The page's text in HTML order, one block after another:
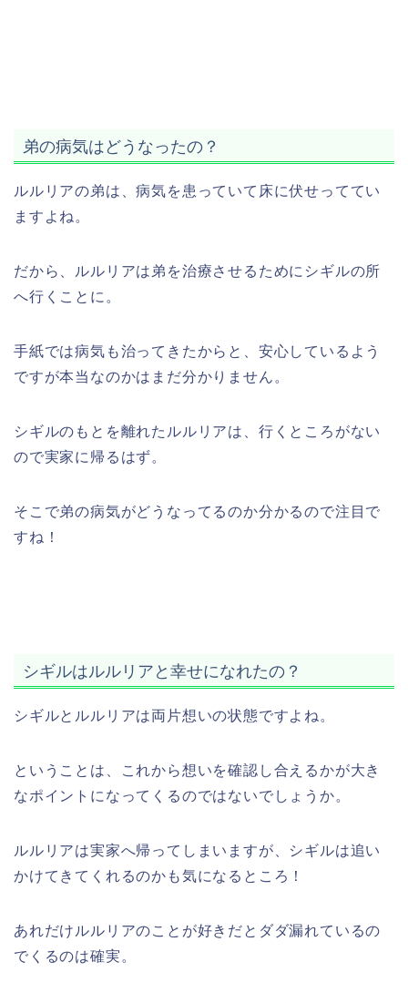
弟の病気はどうなったの？
ルルリアの弟は、病気を患っていて床に伏せっててい
ますよね。
だから、ルルリアは弟を治療させるためにシギルの所
へ行くことに。
手紙では病気も治ってきたからと、安心しているよう
ですが本当なのかはまだ分かりません。
シギルのもとを離れたルルリアは、行くところがない
ので実家に帰るはず。
そこで弟の病気がどうなってるのか分かるので注目で
すね！
シギルはルルリアと幸せになれたの？
シギルとルルリアは両片想いの状態ですよね。
ということは、これから想いを確認し合えるかが大き
なポイントになってくるのではないでしょうか。
ルルリアは実家へ帰ってしまいますが、シギルは追い
かけてきてくれるのかも気になるところ！
あれだけルルリアのことが好きだとダダ漏れているの
でくるのは確実。